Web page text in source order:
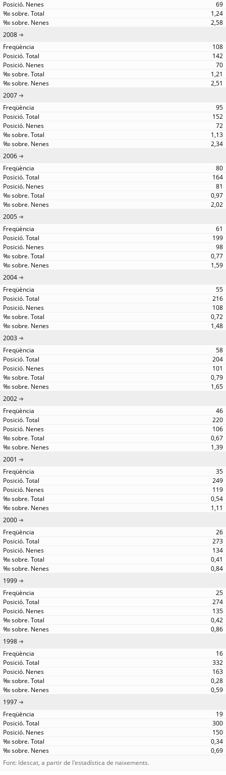
69
1,24
2,58
2008
108
142
70
1,21
2,51
2007
95
152
72
1,13
2,34
2006
80
164
81
0,97
2,02
2005
61
199
98
0,77
1,59
2004
55
216
108
0,72
1,48
2003
58
204
101
0,79
1,65
2002
46
220
106
0,67
1,39
2001
35
249
119
0,54
1,11
2000
26
273
134
0,41
0,84
1999
25
274
135
0,42
0,86
1998
16
332
163
0,28
0,59
1997
19
300
150
0,34
0,69
Font: Idescat, a partir de l'estadística de naixements.